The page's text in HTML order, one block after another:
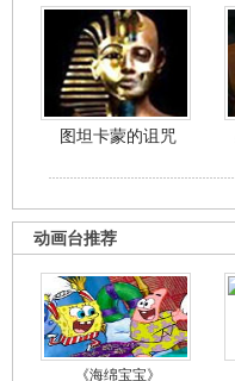
图坦卡蒙的诅咒
动画台推荐
《海绵宝宝》